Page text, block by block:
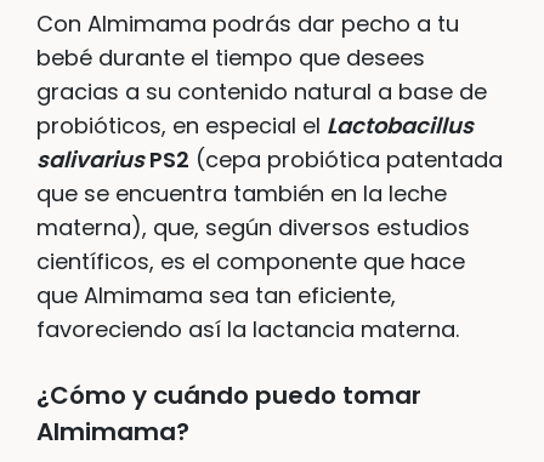
Con Almimama podrás dar pecho a tu
bebé durante el tiempo que desees
gracias a su contenido natural a base de
probióticos, en especial el Lactobacillus
salivariusPS2 (cepa probiótica patentada
que se encuentra también en la leche
materna), que, según diversos estudios
científicos, es el componente que hace
que Almimama sea tan eficiente,
favoreciendo así la lactancia materna.
¿Cómo y cuándo puedo tomar
Almimama?